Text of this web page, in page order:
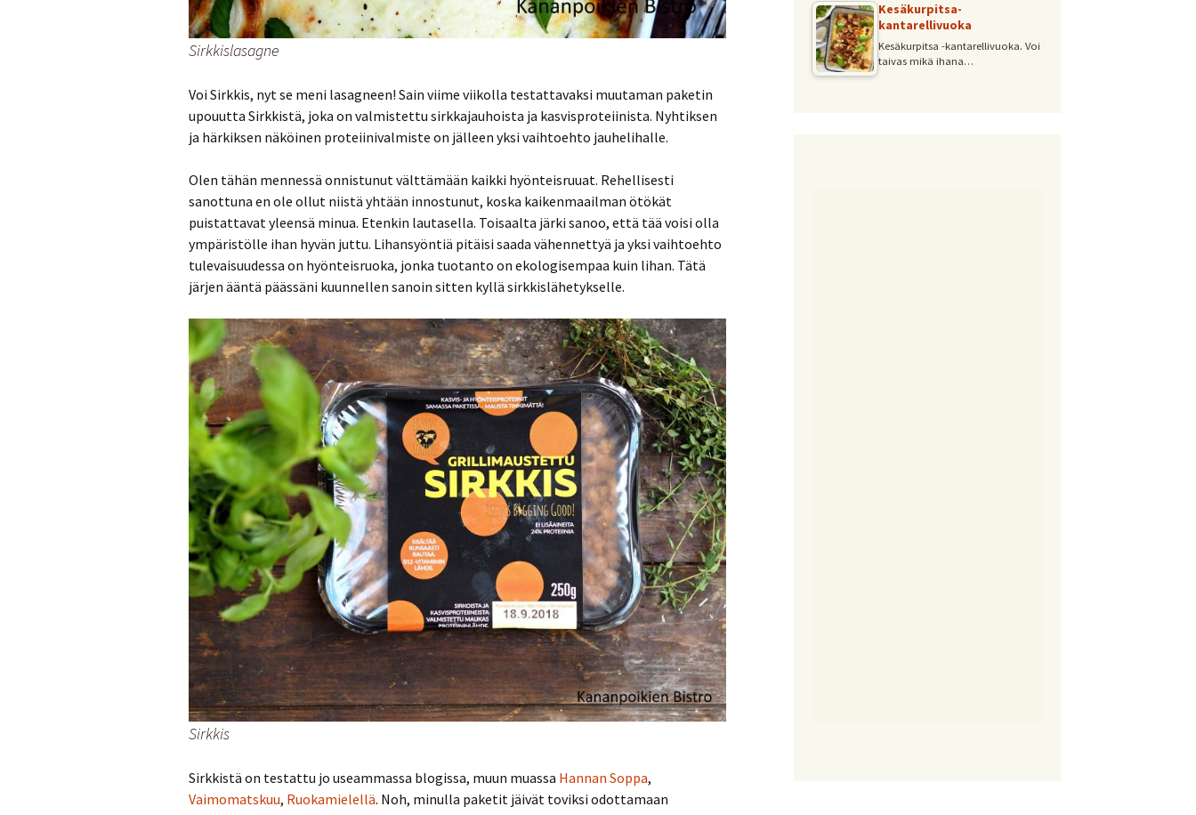
Sirkkislasagne
Voi Sirkkis, nyt se meni lasagneen! Sain viime viikolla testattavaksi muutaman paketin
upouutta Sirkkistä, joka on valmistettu sirkkajauhoista ja kasvisproteiinista. Nyhtiksen
ja härkiksen näköinen proteiinivalmiste on jälleen yksi vaihtoehto jauhelihalle.
Olen tähän mennessä onnistunut välttämään kaikki hyönteisruuat. Rehellisesti
sanottuna en ole ollut niistä yhtään innostunut, koska kaikenmaailman ötökät
puistattavat yleensä minua. Etenkin lautasella. Toisaalta järki sanoo, että tää voisi olla
ympäristölle ihan hyvän juttu. Lihansyöntiä pitäisi saada vähennettyä ja yksi vaihtoehto
tulevaisuudessa on hyönteisruoka, jonka tuotanto on ekologisempaa kuin lihan. Tätä
järjen ääntä päässäni kuunnellen sanoin sitten kyllä sirkkislähetykselle.
Sirkkis
Sirkkistä on testattu jo useammassa blogissa, muun muassa Hannan Soppa,
Vaimomatskuu, Ruokamielellä. Noh, minulla paketit jäivät toviksi odottamaan
Kesäkurpitsa-
kantarellivuoka
Kesäkurpitsa -kantarellivuoka. Voi
taivas mikä ihana…